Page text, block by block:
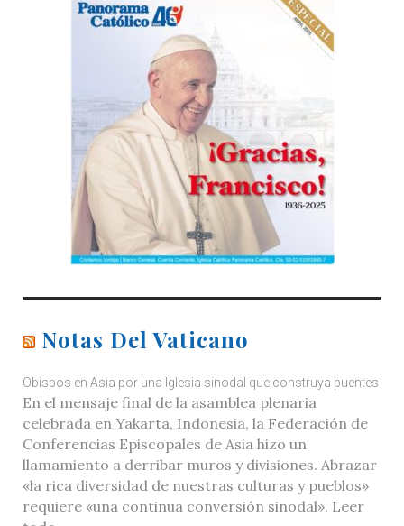
Notas Del Vaticano
Obispos en Asia por una Iglesia sinodal que construya puentes
En el mensaje final de la asamblea plenaria
celebrada en Yakarta, Indonesia, la Federación de
Conferencias Episcopales de Asia hizo un
llamamiento a derribar muros y divisiones. Abrazar
«la rica diversidad de nuestras culturas y pueblos»
requiere «una continua conversión sinodal». Leer